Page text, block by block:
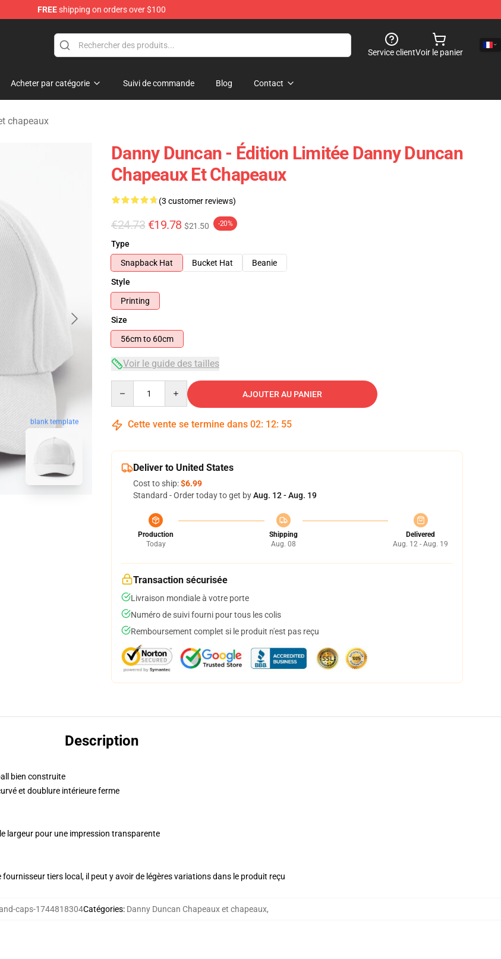
FREEshipping on orders over $100
Service clientVoir le panier
Acheter par catégorie Suivi de commande Blog Contact
chapeaux
blank template
Danny Duncan - Édition Limitée Danny Duncan
Chapeaux Et Chapeaux
(3 customer reviews)
€24.73 €19.78 $21.50 -20%
Type
Snapback Hat
Bucket Hat
Beanie
Style
Printing
Size
56cm to 60cm
Voir le guide des tailles
AJOUTER AU PANIER
Cette vente se termine dans 02: 12: 54
Deliver to United States
Cost to ship:$6.99
Standard - Order today to get byAug. 12 - Aug. 19
Production
Today
Shipping
Aug. 08
Delivered
Aug. 12 - Aug. 19
Transaction sécurisée
Livraison mondiale à votre porte
Numéro de suivi fourni pour tous les colis
Remboursement complet si le produit n'est pas reçu
Description
bien construite
et doublure intérieure ferme
largeur pour une impression transparente
tiers local, il peut y avoir de légères variations dans le produit reçu
caps-1744818304Catégories: Danny Duncan Chapeaux et chapeaux,